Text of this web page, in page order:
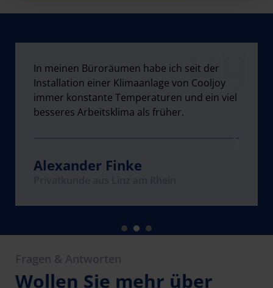
Seit wir unser Hotel mit einer zentral und
intelligent gesteuerten Klimatechnik von
Cooljoy ausgestattet haben, sind unsere
Gäste sehr zufrieden.
Michael Müller
In meinen Büroräumen habe ich seit der
Installation einer Klimaanlage von Cooljoy
immer konstante Temperaturen und ein viel
besseres Arbeitsklima als früher.
Alexander Finke
Wir hatten in unserem Wohnraum im
Dachgeschoss immer Probleme mit dem
Klima. Im Sommer zu heiß, im Winter zu kalt.
Die Klimatechnik von Cooljoy ist sehr
Fragen & Antworten
Wollen Sie mehr über